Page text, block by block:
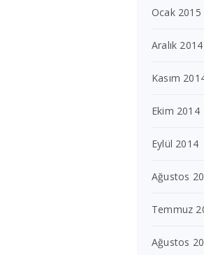
Ocak 2015
Aralık 2014
Kasım
Ekim 2014
Eylül 2014
Ağustos
Temmuz
Ağustos